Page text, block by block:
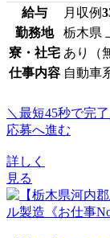
給与 月収例
勤務地
栃木県
寮・社宅 あり（
仕事内容 自動車
＼最短45秒で完
応募へ進む
詳しく
見る